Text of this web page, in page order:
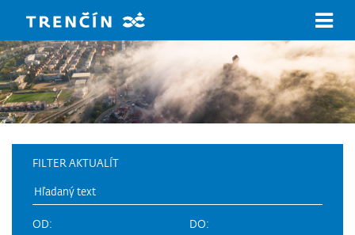
FILTER AKTUALÍT
OD: DO: